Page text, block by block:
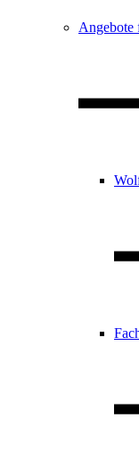
Angebote